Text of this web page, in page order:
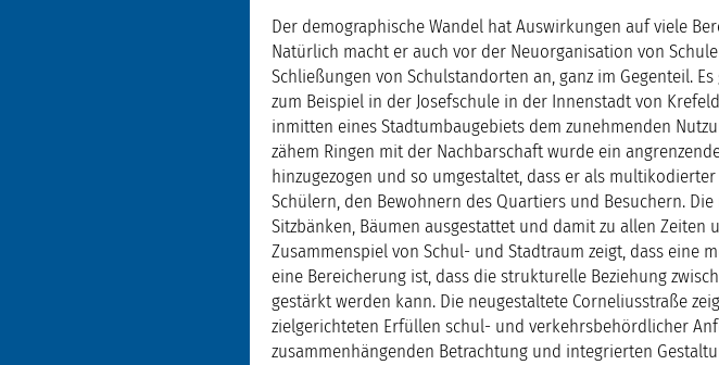
Der demographische Wandel hat Auswirkungen auf viele
Natürlich macht er auch vor der Neuorganisation von
Schließungen von Schulstandorten an, ganz im Gegenteil.
zum Beispiel in der Josefschule in der Innenstadt von
inmitten eines Stadtumbaugebiets dem zunehmenden
zähem Ringen mit der Nachbarschaft wurde ein
hinzugezogen und so umgestaltet, dass er als
Schülern, den Bewohnern des Quartiers und Besuchern.
Sitzbänken, Bäumen ausgestattet und damit zu allen
Zusammenspiel von Schul- und Stadtraum zeigt, dass eine
eine Bereicherung ist, dass die strukturelle Beziehung
gestärkt werden kann. Die neugestaltete Corneliusstraße
zielgerichteten Erfüllen schul- und verkehrsbehördlicher
zusammenhängenden Betrachtung und integrierten